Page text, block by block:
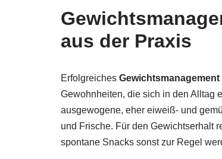
aus der Praxis
Erfolgreiches Gewichtsmanagement
Gewohnheiten, die sich in den Alltag
ausgewogene, eher eiweiß- und
und Frische. Für den Gewichtserhalt
spontane Snacks sonst zur Regel